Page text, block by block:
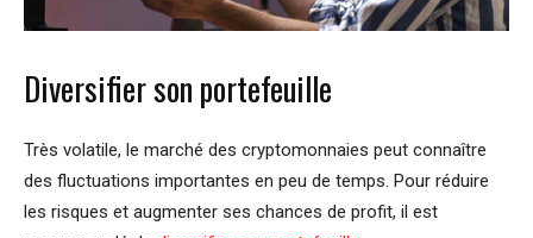
Diversifier son portefeuille
Très volatile, le marché des cryptomonnaies peut connaître
des fluctuations importantes en peu de temps. Pour réduire
les risques et augmenter ses chances de profit, il est